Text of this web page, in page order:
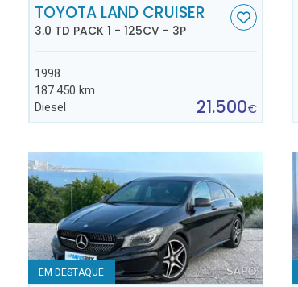
TOYOTA LAND CRUISER
3.0 TD PACK 1 - 125CV - 3P
1998
187.450 km
Diesel
21.500€
EM DESTAQUE